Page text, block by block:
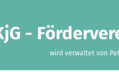
-
wird verwaltet von